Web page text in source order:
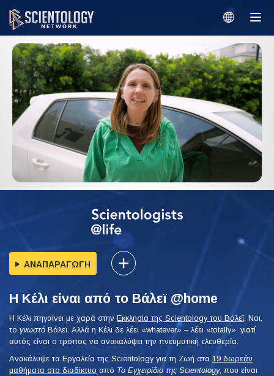
ΑΝΑΠΑΡΑΓΩΓΗ
Η Κέλι είναι από το Βάλεϊ @home
Η Κέλι πηγαίνει με χαρά στην Εκκλησία της Scientology του Βάλεϊ. Ναι,
το γνωστό Βάλεϊ. Αλλά η Κέλι δε λέει «whatever» – λέει «totally», γιατί
αυτός είναι ο τρόπος να ανακαλύψει την πνευματική ελευθερία.
Ανακάλυψε τα Εργαλεία της Scientology για τη Ζωή στα 19 δωρεάν
μαθήματα στο διαδίκτυο από Το Εγχειρίδιο της Scientology, που είναι